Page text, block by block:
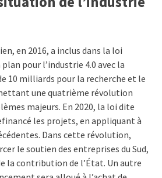
en 2016, a inclus dans la loi
pour l’industrie 4.0 avec la
10 milliards pour la recherche et le
une quatrième révolution
majeurs. En 2020, la loi dite
les projets, en appliquant à
Dans cette révolution,
le soutien des entreprises du Sud,
la contribution de l’État. Un autre